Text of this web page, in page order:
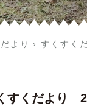
より すくすく
すくだより